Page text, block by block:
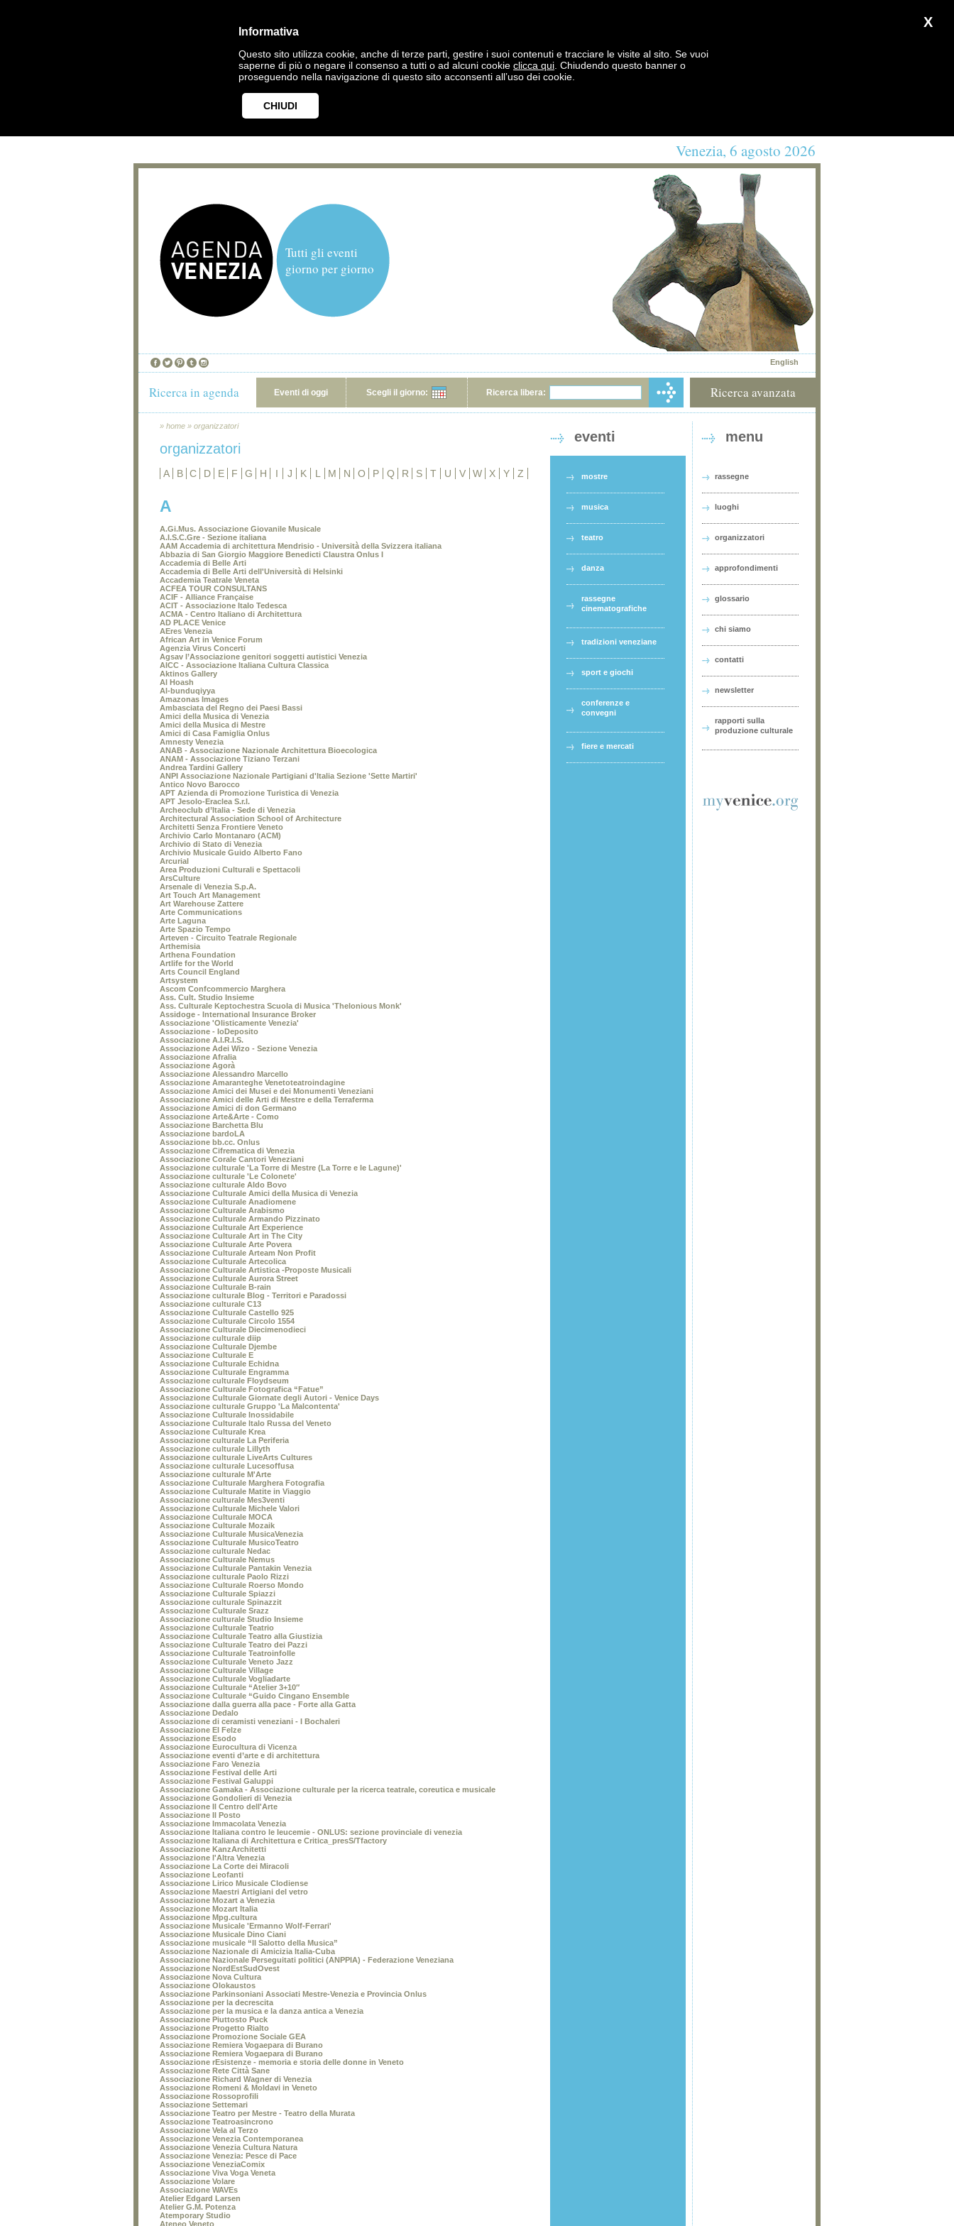
X
Informativa
Questo sito utilizza cookie, anche di terze parti, gestire i suoi contenuti e tracciare le visite al sito. Se vuoi
saperne di più o negare il consenso a tutti o ad alcuni cookie clicca qui . Chiudendo questo banner o
proseguendo nella navigazione di questo sito acconsenti all’uso dei cookie.
CHIUDI
Venezia, 6 agosto 2026
Tutti gli eventi
giorno per giorno
English
Ricerca in agenda Eventi di oggi Scegli il giorno: Ricerca libera: Ricerca avanzata
» home » organizzatori
organizzatori
A B C D E F G H I J K L M N O P Q R S T U V W X Y Z
A
A.Gi.Mus. Associazione Giovanile Musicale
A.I.S.C.Gre - Sezione italiana
AAM Accademia di architettura Mendrisio - Università della Svizzera italiana
Abbazia di San Giorgio Maggiore Benedicti Claustra Onlus I
Accademia di Belle Arti
Accademia di Belle Arti dell'Università di Helsinki
Accademia Teatrale Veneta
ACFEA TOUR CONSULTANS
ACIF - Alliance Française
ACIT - Associazione Italo Tedesca
ACMA - Centro Italiano di Architettura
AD PLACE Venice
AEres Venezia
African Art in Venice Forum
Agenzia Virus Concerti
Agsav l’Associazione genitori soggetti autistici Venezia
AICC - Associazione Italiana Cultura Classica
Aktinos Gallery
Al Hoash
Al-bunduqiyya
Amazonas Images
Ambasciata del Regno dei Paesi Bassi
Amici della Musica di Venezia
Amici della Musica di Mestre
Amici di Casa Famiglia Onlus
Amnesty Venezia
ANAB - Associazione Nazionale Architettura Bioecologica
ANAM - Associazione Tiziano Terzani
Andrea Tardini Gallery
ANPI Associazione Nazionale Partigiani d'Italia Sezione 'Sette Martiri'
Antico Novo Barocco
APT Azienda di Promozione Turistica di Venezia
APT Jesolo-Eraclea S.r.l.
Archeoclub d’Italia - Sede di Venezia
Architectural Association School of Architecture
Architetti Senza Frontiere Veneto
Archivio Carlo Montanaro (ACM)
Archivio di Stato di Venezia
Archivio Musicale Guido Alberto Fano
Arcurial
Area Produzioni Culturali e Spettacoli
ArsCulture
Arsenale di Venezia S.p.A.
Art Touch Art Management
Art Warehouse Zattere
Arte Communications
Arte Laguna
Arte Spazio Tempo
Arteven - Circuito Teatrale Regionale
Arthemisia
Arthena Foundation
Artlife for the World
Arts Council England
Artsystem
Ascom Confcommercio Marghera
Ass. Cult. Studio Insieme
Ass. Culturale Keptochestra Scuola di Musica 'Thelonious Monk'
Assidoge - International Insurance Broker
Associazione 'Olisticamente Venezia'
Associazione - IoDeposito
Associazione A.I.R.I.S.
Associazione Adei Wizo - Sezione Venezia
Associazione Afralia
Associazione Agorà
Associazione Alessandro Marcello
Associazione Amaranteghe Venetoteatroindagine
Associazione Amici dei Musei e dei Monumenti Veneziani
Associazione Amici delle Arti di Mestre e della Terraferma
Associazione Amici di don Germano
Associazione Arte&Arte - Como
Associazione Barchetta Blu
Associazione bardoLA
Associazione bb.cc. Onlus
Associazione Cifrematica di Venezia
Associazione Corale Cantori Veneziani
Associazione culturale 'La Torre di Mestre (La Torre e le Lagune)'
Associazione culturale 'Le Colonete'
Associazione culturale Aldo Bovo
Associazione Culturale Amici della Musica di Venezia
Associazione Culturale Anadiomene
Associazione Culturale Arabismo
Associazione Culturale Armando Pizzinato
Associazione Culturale Art Experience
Associazione Culturale Art in The City
Associazione Culturale Arte Povera
Associazione Culturale Arteam Non Profit
Associazione Culturale Artecolica
Associazione Culturale Artistica -Proposte Musicali
Associazione Culturale Aurora Street
Associazione Culturale B-rain
Associazione culturale Blog - Territori e Paradossi
Associazione culturale C13
Associazione Culturale Castello 925
Associazione Culturale Circolo 1554
Associazione Culturale Diecimenodieci
Associazione culturale diip
Associazione Culturale Djembe
Associazione Culturale E
Associazione Culturale Echidna
Associazione Culturale Engramma
Associazione culturale Floydseum
Associazione Culturale Fotografica “Fatue”
Associazione Culturale Giornate degli Autori - Venice Days
Associazione culturale Gruppo 'La Malcontenta'
Associazione Culturale Inossidabile
Associazione Culturale Italo Russa del Veneto
Associazione Culturale Krea
Associazione culturale La Periferia
Associazione culturale Lillyth
Associazione culturale LiveArts Cultures
Associazione culturale Lucesoffusa
Associazione culturale M'Arte
Associazione Culturale Marghera Fotografia
Associazione Culturale Matite in Viaggio
Associazione culturale Mes3venti
Associazione Culturale Michele Valori
Associazione Culturale MOCA
Associazione Culturale Mozaik
Associazione Culturale MusicaVenezia
Associazione Culturale MusicoTeatro
Associazione culturale Nedac
Associazione Culturale Nemus
Associazione Culturale Pantakin Venezia
Associazione culturale Paolo Rizzi
Associazione Culturale Roerso Mondo
Associazione Culturale Spiazzi
Associazione culturale Spinazzit
Associazione Culturale Srazz
Associazione culturale Studio Insieme
Associazione Culturale Teatrio
Associazione Culturale Teatro alla Giustizia
Associazione Culturale Teatro dei Pazzi
Associazione Culturale Teatroinfolle
Associazione Culturale Veneto Jazz
Associazione Culturale Village
Associazione Culturale Vogliadarte
Associazione Culturale “Atelier 3+10″
Associazione Culturale “Guido Cingano Ensemble
Associazione dalla guerra alla pace - Forte alla Gatta
Associazione Dedalo
Associazione di ceramisti veneziani - I Bochaleri
Associazione El Felze
Associazione Esodo
Associazione Eurocultura di Vicenza
Associazione eventi d’arte e di architettura
Associazione Faro Venezia
Associazione Festival delle Arti
Associazione Festival Galuppi
Associazione Gamaka - Associazione culturale per la ricerca teatrale, coreutica e musicale
Associazione Gondolieri di Venezia
Associazione Il Centro dell'Arte
Associazione Il Posto
Associazione Immacolata Venezia
Associazione Italiana contro le leucemie - ONLUS: sezione provinciale di venezia
Associazione Italiana di Architettura e Critica_presS/Tfactory
Associazione KanzArchitetti
Associazione l'Altra Venezia
Associazione La Corte dei Miracoli
Associazione Leofanti
Associazione Lirico Musicale Clodiense
Associazione Maestri Artigiani del vetro
Associazione Mozart a Venezia
Associazione Mozart Italia
Associazione Mpg.cultura
Associazione Musicale 'Ermanno Wolf-Ferrari'
Associazione Musicale Dino Ciani
Associazione musicale “Il Salotto della Musica”
Associazione Nazionale di Amicizia Italia-Cuba
Associazione Nazionale Perseguitati politici (ANPPIA) - Federazione Veneziana
Associazione NordEstSudOvest
Associazione Nova Cultura
Associazione Olokaustos
Associazione Parkinsoniani Associati Mestre-Venezia e Provincia Onlus
Associazione per la decrescita
Associazione per la musica e la danza antica a Venezia
Associazione Piuttosto Puck
Associazione Progetto Rialto
Associazione Promozione Sociale GEA
Associazione Remiera Vogaepara di Burano
Associazione Remiera Vogaepara di Burano
Associazione rEsistenze - memoria e storia delle donne in Veneto
Associazione Rete Città Sane
Associazione Richard Wagner di Venezia
Associazione Romeni & Moldavi in Veneto
Associazione Rossoprofili
Associazione Settemari
Associazione Teatro per Mestre - Teatro della Murata
Associazione Teatroasincrono
Associazione Vela al Terzo
Associazione Venezia Contemporanea
Associazione Venezia Cultura Natura
Associazione Venezia: Pesce di Pace
Associazione VeneziaComix
Associazione Viva Voga Veneta
Associazione Volare
Associazione WAVEs
Atelier Edgard Larsen
Atelier G.M. Potenza
Atemporary Studio
Ateneo Veneto
eventi
mostre
musica
teatro
danza
rassegne
cinematografiche
tradizioni veneziane
sport e giochi
conferenze e
convegni
fiere e mercati
menu
rassegne
luoghi
organizzatori
approfondimenti
glossario
chi siamo
contatti
newsletter
rapporti sulla
produzione culturale